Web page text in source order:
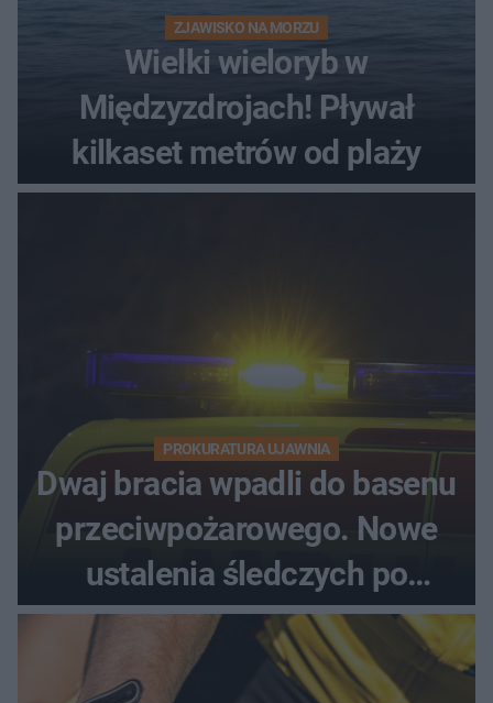
ZJAWISKO NA MORZU
Wielki wieloryb w
Międzyzdrojach! Pływał
kilkaset metrów od plaży
PROKURATURA UJAWNIA
Dwaj bracia wpadli do basenu
przeciwpożarowego. Nowe
ustalenia śledczych po
dramatycznej akcji